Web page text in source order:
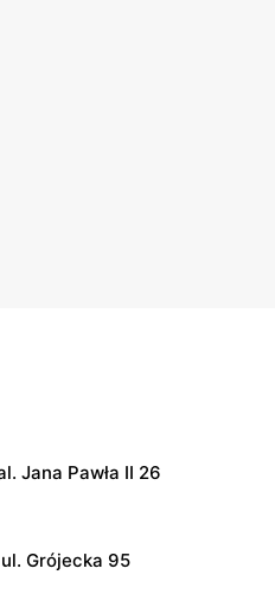
Jana Pawła II 26
Grójecka 95